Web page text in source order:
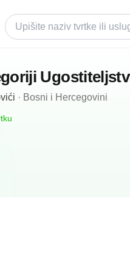
· Bosni i Hercegovini